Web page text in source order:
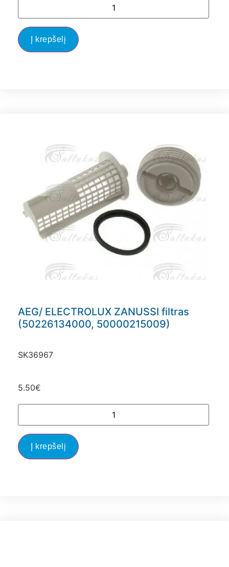
Į krepšelį
AEG/ ELECTROLUX ZANUSSI filtras
(50226134000, 50000215009)
SK36967
5.50€
Į krepšelį